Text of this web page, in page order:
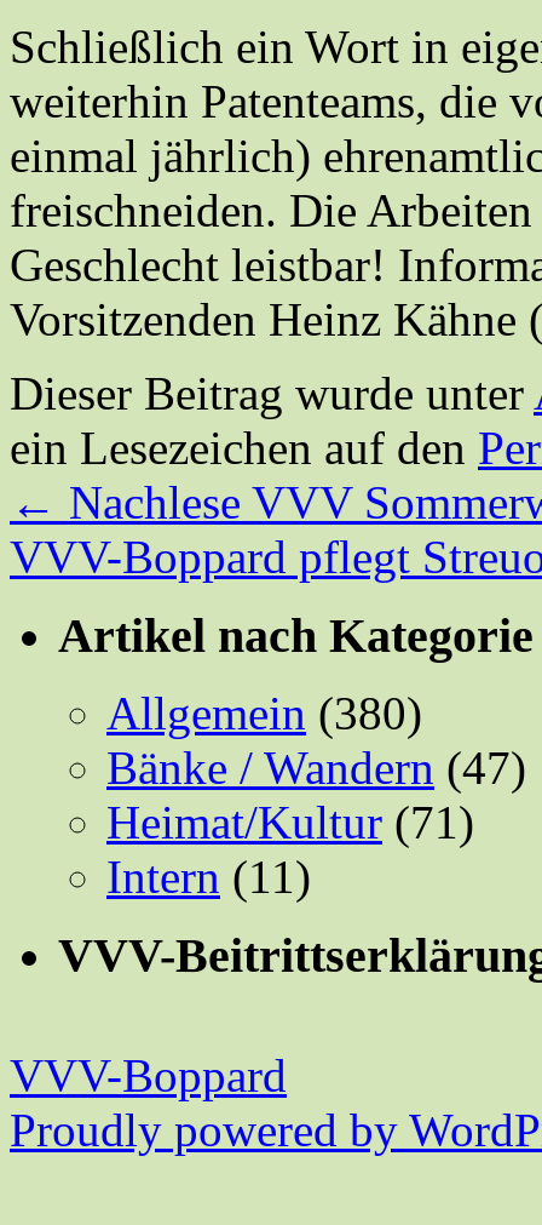
Schließlich ein Wort in
weiterhin Patenteams, die
einmal jährlich)
freischneiden. Die
Geschlecht leistbar!
Vorsitzenden Heinz Kähne
Dieser Beitrag wurde unter
ein Lesezeichen auf den
← Nachlese VVV
VVV-Boppard pflegt
Artikel nach Kategorie
Allgemein (380)
Bänke / Wandern (47)
Heimat/Kultur (71)
Intern (11)
VVV-
VVV-Boppard
Proudly powered by